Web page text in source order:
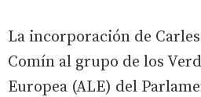
La incorporación de
Comín al grupo de los
Europea (ALE) del